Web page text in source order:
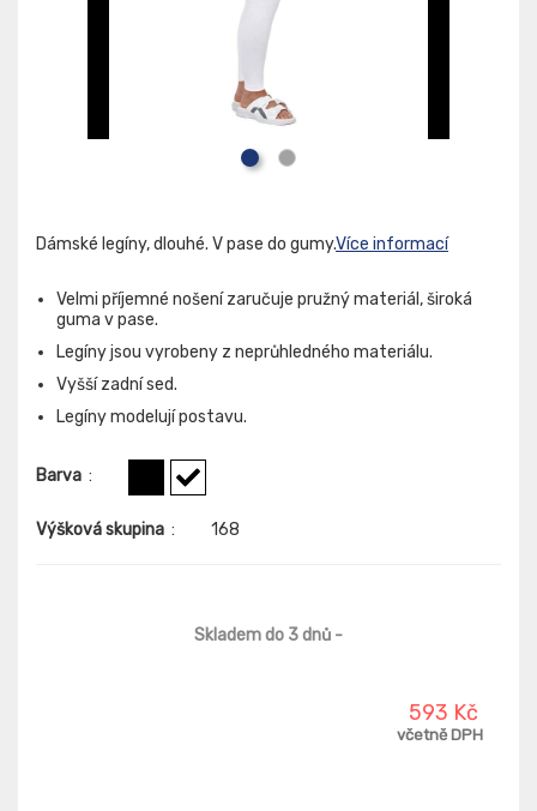
Dámské legíny, dlouhé. V pase do gumy.Více informací
Velmi příjemné nošení zaručuje pružný materiál, široká
guma v pase.
Legíny jsou vyrobeny z neprůhledného materiálu.
Vyšší zadní sed.
Legíny modelují postavu.
Barva :
Výšková skupina : 168
Skladem do 3 dnů -
593 Kč
včetně DPH